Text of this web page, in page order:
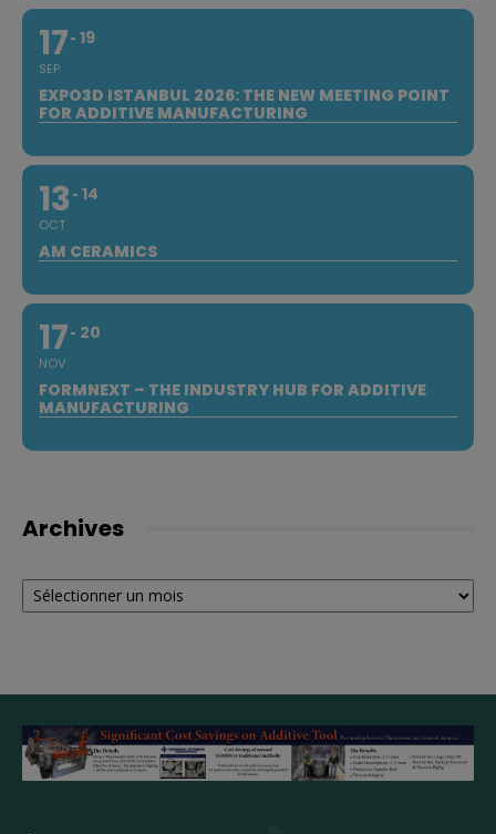
17
SEP
19
EXPO3D ISTANBUL 2026: THE NEW MEETING POINT
FOR ADDITIVE MANUFACTURING
13
OCT
14
AM CERAMICS
17
NOV
20
FORMNEXT – THE INDUSTRY HUB FOR ADDITIVE
MANUFACTURING
Archives
Archives